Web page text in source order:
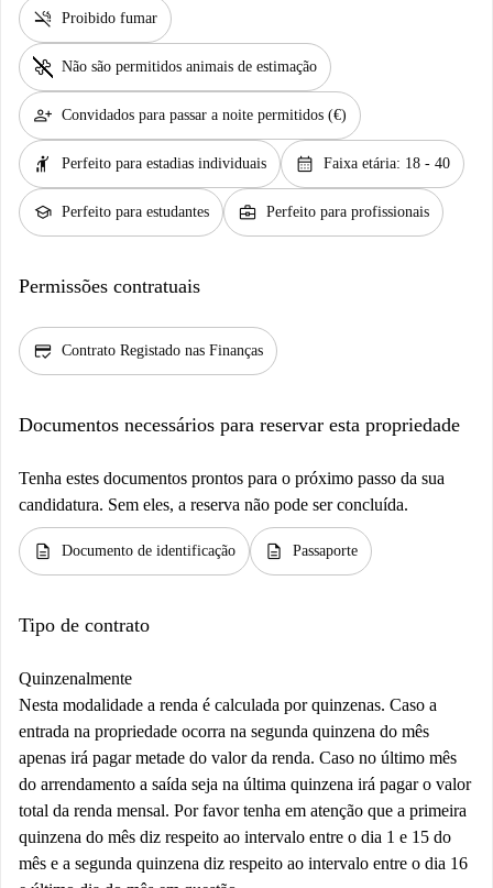
smoke_free Proibido fumar
pet_supplies Não são permitidos animais de estimação
person_add Convidados para passar a noite permitidos (€)
hail Perfeito para estadias individuais calendar_month Faixa etária: 18 - 40
school Perfeito para estudantes business_center Perfeito para profissionais
Permissões contratuais
credit_score Contrato Registado nas Finanças
Documentos necessários para reservar esta propriedade
Tenha estes documentos prontos para o próximo passo da sua
candidatura. Sem eles, a reserva não pode ser concluída.
description Documento de identificação description Passaporte
Tipo de contrato
Quinzenalmente
Nesta modalidade a renda é calculada por quinzenas. Caso a
entrada na propriedade ocorra na segunda quinzena do mês
apenas irá pagar metade do valor da renda. Caso no último mês
do arrendamento a saída seja na última quinzena irá pagar o valor
total da renda mensal. Por favor tenha em atenção que a primeira
quinzena do mês diz respeito ao intervalo entre o dia 1 e 15 do
mês e a segunda quinzena diz respeito ao intervalo entre o dia 16